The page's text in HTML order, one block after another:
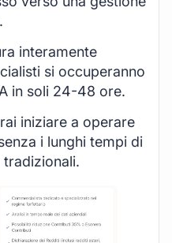
interamente
si occuperanno
in soli 24-48 ore.
iniziare a operare
i lunghi tempi di